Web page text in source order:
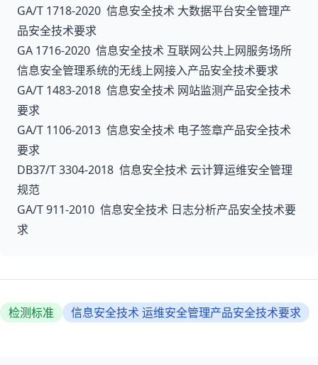
GA/T 1718-2020 信息安全技术 大数据平台安全管理产
品安全技术要求
GA 1716-2020 信息安全技术 互联网公共上网服务场所
信息安全管理系统的无线上网接入产品安全技术要求
GA/T 1483-2018 信息安全技术 网站监测产品安全技术
要求
GA/T 1106-2013 信息安全技术 电子签章产品安全技术
要求
DB37/T 3304-2018 信息安全技术 云计算运维安全管理
规范
GA/T 911-2010 信息安全技术 日志分析产品安全技术要
求
检测标准 信息安全技术 运维安全管理产品安全技术要求